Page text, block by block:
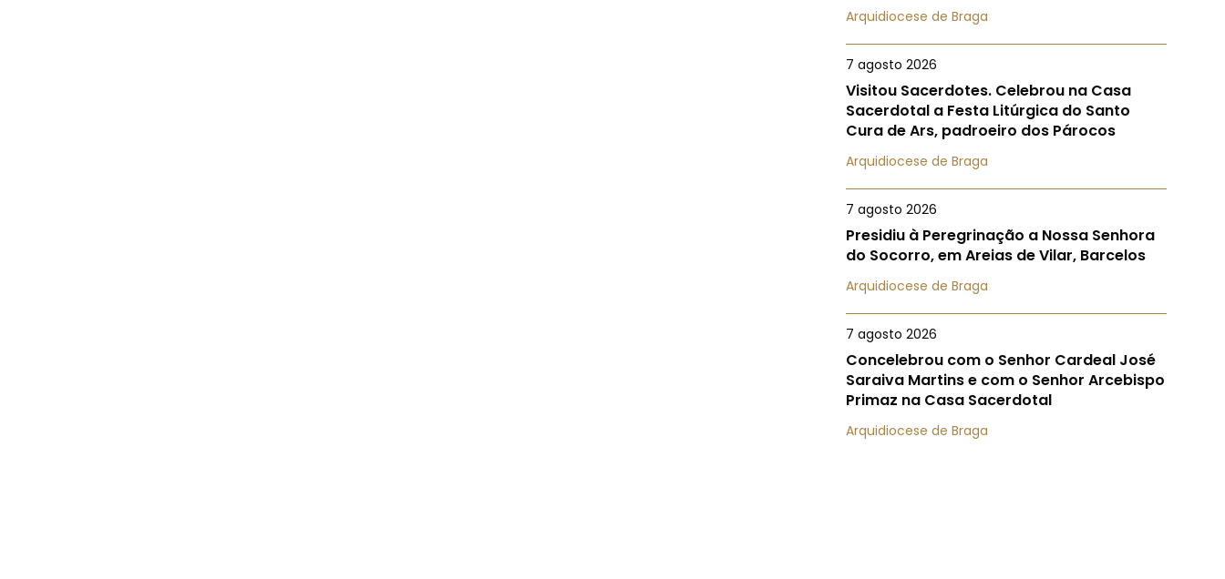
Arquidiocese de Braga
7 agosto 2026
Visitou Sacerdotes. Celebrou na Casa
Sacerdotal a Festa Litúrgica do Santo
Cura de Ars, padroeiro dos Párocos
Arquidiocese de Braga
7 agosto 2026
Presidiu à Peregrinação a Nossa Senhora
do Socorro, em Areias de Vilar, Barcelos
Arquidiocese de Braga
7 agosto 2026
Concelebrou com o Senhor Cardeal José
Saraiva Martins e com o Senhor Arcebispo
Primaz na Casa Sacerdotal
Arquidiocese de Braga